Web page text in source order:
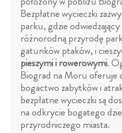
Bezpłatne wycieczki
parku, gdzie
różnorodną przyrodę
gatunków ptaków, i
pieszymi i rowerowymi.
Biograd na Moru oferuje
bogactwo zabytków i
bezpłatne wycieczki są
na odkrycie bogatego
przyrodniczego miasta.